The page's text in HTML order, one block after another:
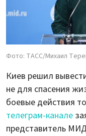
Фото: ТАСС/Михаил
Киев решил
не для спасения
боевые действия
телеграм-канале
представитель